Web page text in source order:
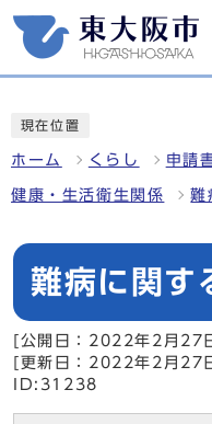
現在位置
ホーム くらし 申請
健康・生活衛生関係 難
難病に関す
[公開日：2022年2月27
[更新日：2022年2月27
ID:31238